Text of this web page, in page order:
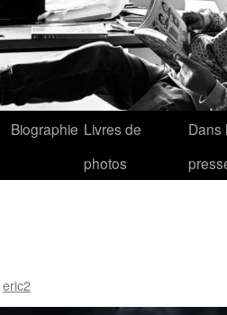
Biographie Livres de
photos
Dans
eric2